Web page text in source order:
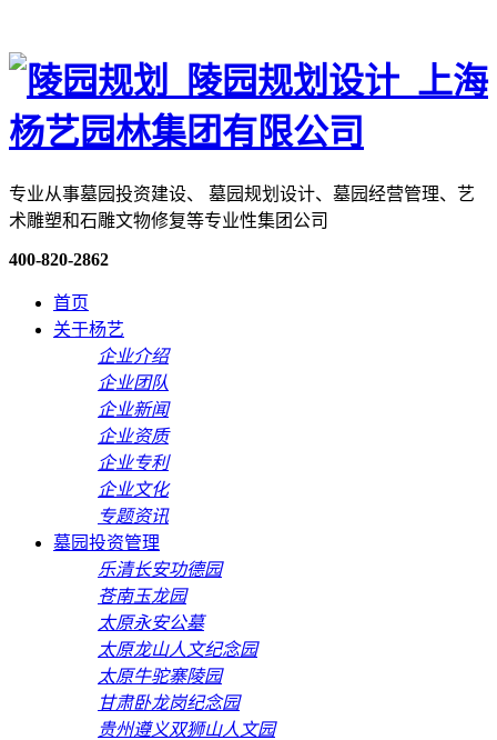
专业从事墓园投资建设、 墓园规划设计、墓园经营管理、艺
术雕塑和石雕文物修复等专业性集团公司
400-820-2862
首页
关于杨艺
企业介绍
企业团队
企业新闻
企业资质
企业专利
企业文化
专题资讯
墓园投资管理
乐清长安功德园
苍南玉龙园
太原永安公墓
太原龙山人文纪念园
太原牛驼寨陵园
甘肃卧龙岗纪念园
贵州遵义双狮山人文园